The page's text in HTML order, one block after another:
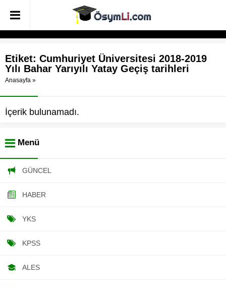
Etiket: Cumhuriyet Üniversitesi 2018-2019
Yılı Bahar Yarıyılı Yatay Geçiş tarihleri
Anasayfa »
İçerik bulunamadı.
Menü
GÜNCEL
HABER
YKS
KPSS
ALES